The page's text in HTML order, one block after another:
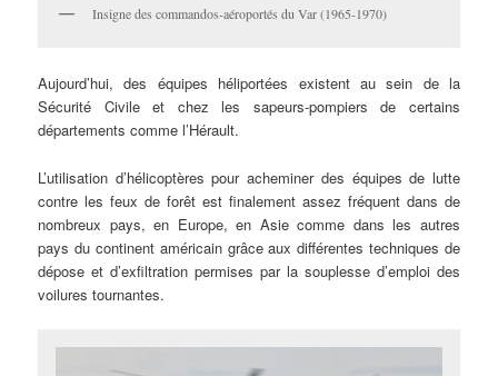
Insigne des commandos-aéroportés du Var (1965-1970)
Aujourd’hui, des équipes héliportées existent au sein de la
Sécurité Civile et chez les sapeurs-pompiers de certains
départements comme l’Hérault.
L’utilisation d’hélicoptères pour acheminer des équipes de lutte
contre les feux de forêt est finalement assez fréquent dans de
nombreux pays, en Europe, en Asie comme dans les autres
pays du continent américain grâce aux différentes techniques de
dépose et d’exfiltration permises par la souplesse d’emploi des
voilures tournantes.